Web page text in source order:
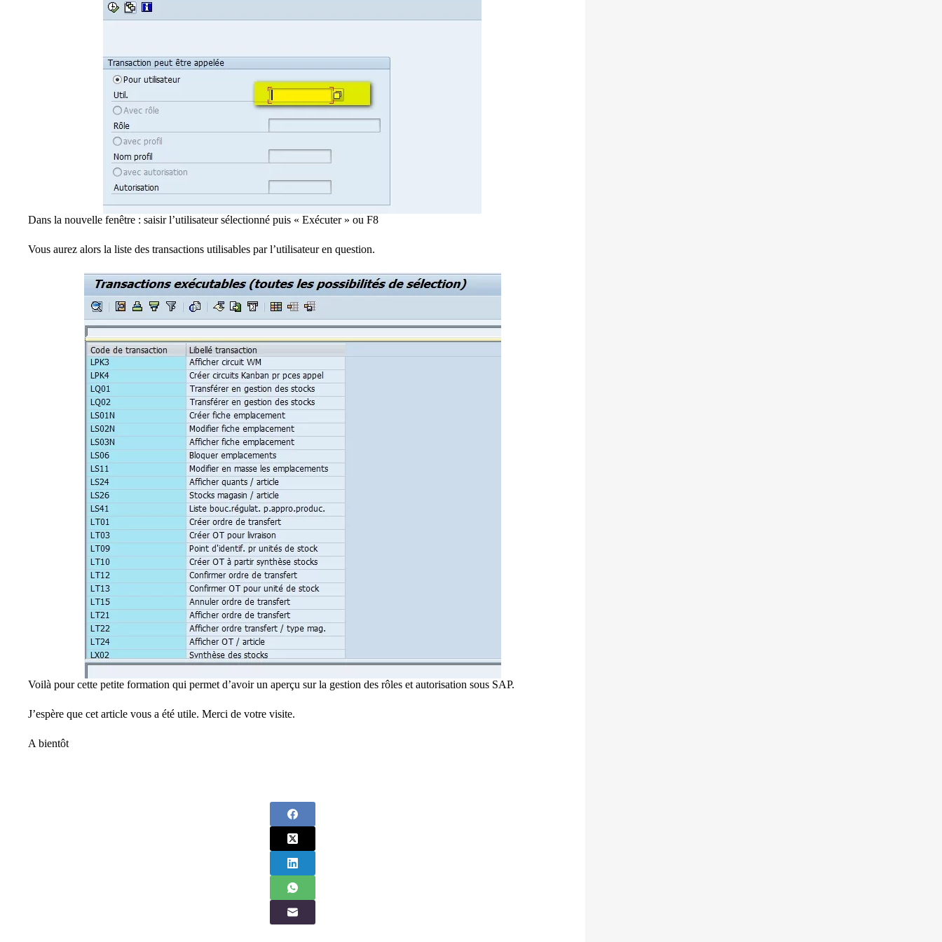
Dans la nouvelle fenêtre : saisir l’utilisateur sélectionné puis « Exécuter » ou F8
Vous aurez alors la liste des transactions utilisables par l’utilisateur en question.
Voilà pour cette petite formation qui permet d’avoir un aperçu sur la gestion des rôles et autorisation sous SAP.
J’espère que cet article vous a été utile. Merci de votre visite.
A bientôt